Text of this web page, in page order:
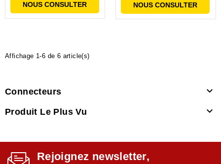
NOUS CONSULTER NOUS CONSULTER
Affichage 1-6 de 6 article(s)
Connecteurs 
Produit Le Plus Vu 
Rejoignez newsletter,